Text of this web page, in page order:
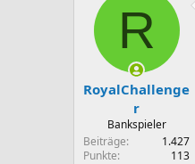
R
RoyalChallenge
r
Bankspieler
Beiträge
1.427
Punkte
113